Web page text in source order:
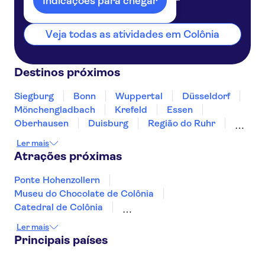
Veja todas as atividades em Colônia
Destinos próximos
Siegburg Bonn Wuppertal
Düsseldorf
Mönchengladbach
Krefeld
Essen
Oberhausen
Duisburg
Região do Ruhr
Ler mais
Atrações próximas
Ponte Hohenzollern
Museu do Chocolate de Colônia
Catedral de Colônia
Ilha dos Museus
Muro de Berlim
SEA LIFE Oberhausen
Ler mais
Principais países